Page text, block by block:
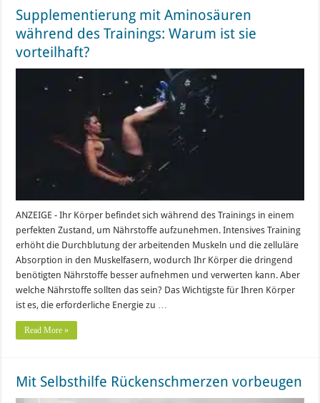
Supplementierung mit Aminosäuren
während des Trainings: Warum ist sie
vorteilhaft?
ANZEIGE - Ihr Körper befindet sich während des Trainings in einem
perfekten Zustand, um Nährstoffe aufzunehmen. Intensives Training
erhöht die Durchblutung der arbeitenden Muskeln und die zelluläre
Absorption in den Muskelfasern, wodurch Ihr Körper die dringend
benötigten Nährstoffe besser aufnehmen und verwerten kann. Aber
welche Nährstoffe sollten das sein? Das Wichtigste für Ihren Körper
ist es, die erforderliche Energie zu …
Read More »
Mit Selbsthilfe Rückenschmerzen vorbeugen